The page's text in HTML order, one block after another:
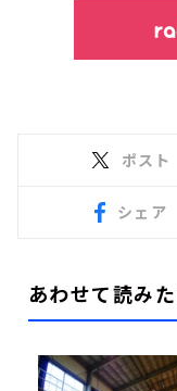
ポスト
シェア
あわせて読み